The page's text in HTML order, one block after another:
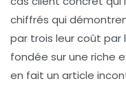
chiffrés qui
par trois leur coût par
fondée sur une riche
en fait un article